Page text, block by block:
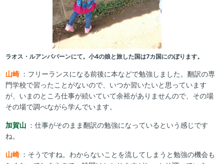
ラオス・ルアンパバーンにて。小4の娘と旅した国は7カ国にのぼります。
山崎 ：フリーランスになる前後に本などで勉強しました。翻訳の専
門学校で習ったことがないので、いつか習いたいと思っています
が、いまのところ仕事が続いていて余裕がありませんので、その場
その場で調べながら学んでいます。
加賀山 ：仕事がそのまま翻訳の勉強になっているという感じです
ね。
山崎 ：そうですね。わからないことを流してしまうと勉強の機会も